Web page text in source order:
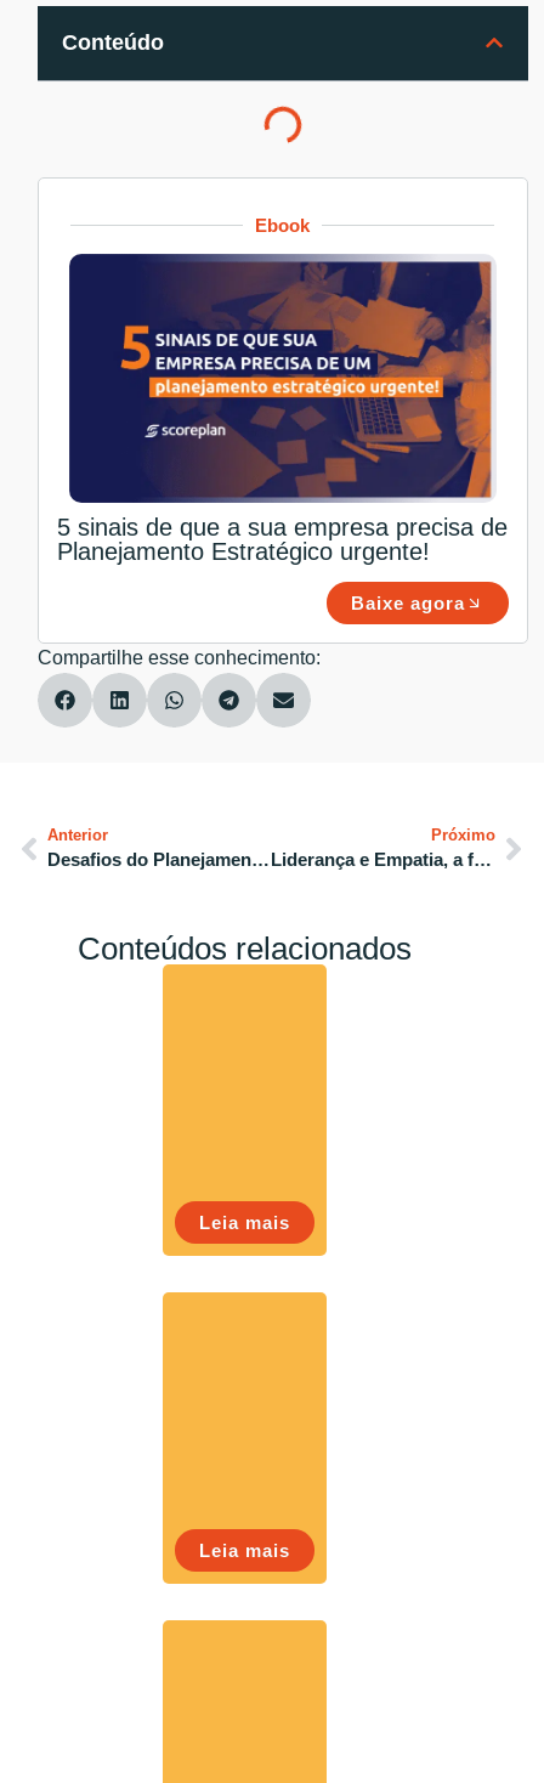
Conteúdo
Ebook
5 sinais de que a sua empresa precisa de
Planejamento Estratégico urgente!
Baixe agora
Compartilhe esse conhecimento:
Anterior
Desafios do Planejamento Estratégico 2022 e como superá-los
Próximo
Liderança e Empatia, a fórmula do desempenho acima da média
Conteúdos relacionados
Leia mais
Leia mais